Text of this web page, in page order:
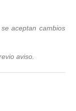
aceptan cambios
aviso.